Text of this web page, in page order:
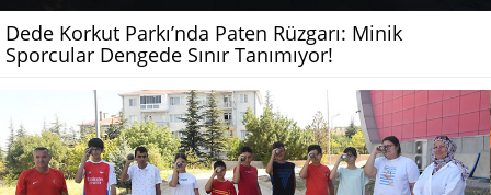
Dede Korkut Parkı’nda Paten Rüzgarı: Minik
Sporcular Dengede Sınır Tanımıyor!